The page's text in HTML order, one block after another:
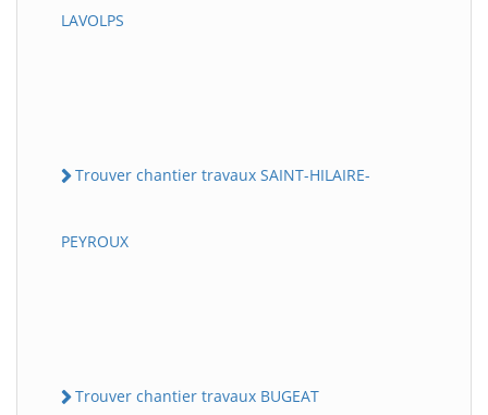
LAVOLPS
Trouver chantier travaux SAINT-HILAIRE-
PEYROUX
Trouver chantier travaux BUGEAT